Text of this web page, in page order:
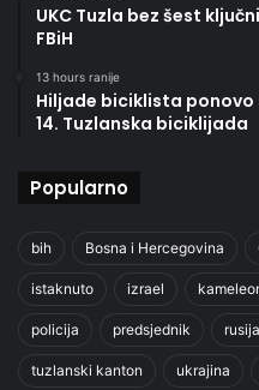
UKC Tuzla bez šest
FBiH
13 hours ranije
Hiljade biciklista ponovo
14. Tuzlanska biciklijada
Popularno
bih Bosna i Hercegovina
istaknuto izrael
policija predsjednik rusija
tuzlanski kanton ukrajina